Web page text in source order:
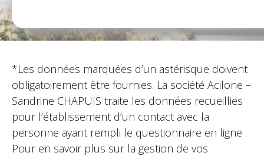
*Les données marquées d’un astérisque doivent
obligatoirement être fournies. La société Acilone –
Sandrine CHAPUIS traite les données recueillies
pour l’établissement d’un contact avec la
personne ayant rempli le questionnaire en ligne .
Pour en savoir plus sur la gestion de vos